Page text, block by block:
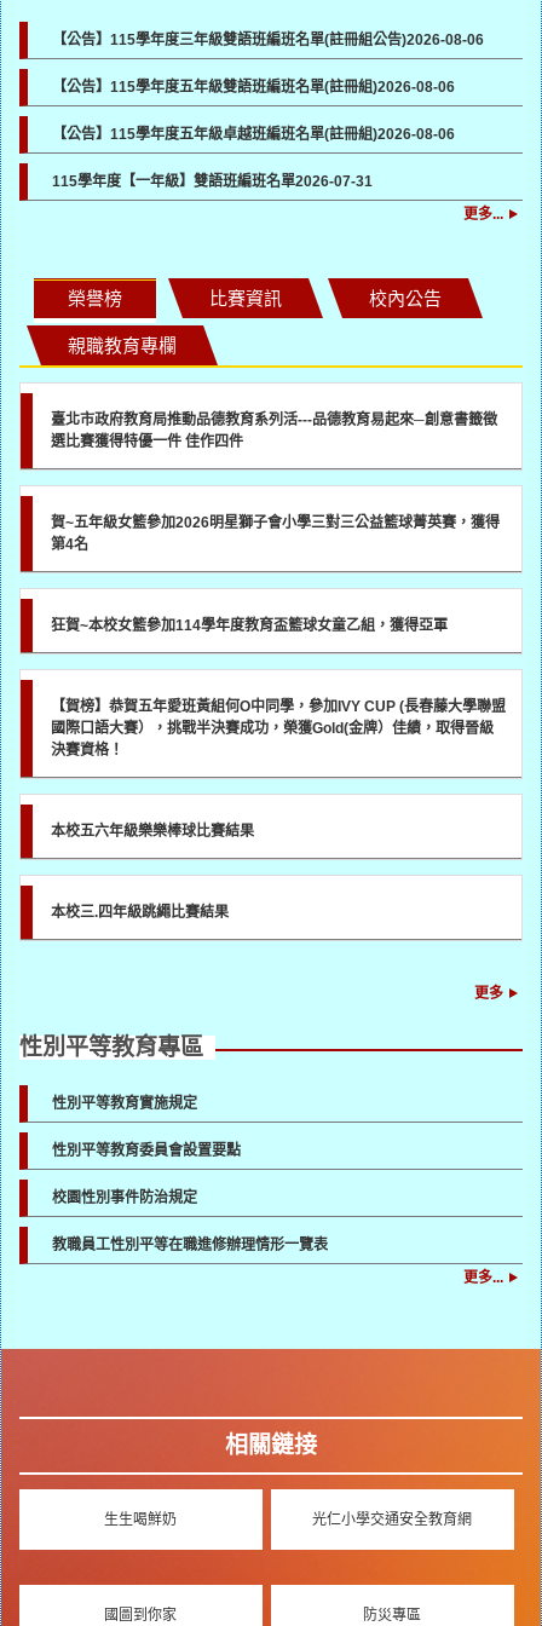
【公告】115學年度三年級雙語班編班名單(註冊組公告)2026-08-06
【公告】115學年度五年級雙語班編班名單(註冊組)2026-08-06
【公告】115學年度五年級卓越班編班名單(註冊組)2026-08-06
115學年度【一年級】雙語班編班名單2026-07-31
更多...
榮譽榜 比賽資訊 校內公告
親職教育專欄
臺北市政府教育局推動品德教育系列活---品德教育易起來─創意書籤徵
選比賽獲得特優一件 佳作四件
賀~五年級女籃參加2026明星獅子會小學三對三公益籃球菁英賽，獲得
第4名
狂賀~本校女籃參加114學年度教育盃籃球女童乙組，獲得亞軍
【賀榜】恭賀五年愛班黃組何O中同學，參加IVY CUP (長春藤大學聯盟
國際口語大賽），挑戰半決賽成功，榮獲Gold(金牌）佳績，取得晉級
決賽資格！
本校五六年級樂樂棒球比賽結果
本校三.四年級跳繩比賽結果
更多
性別平等教育專區
性別平等教育實施規定
性別平等教育委員會設置要點
校園性別事件防治規定
教職員工性別平等在職進修辦理情形一覽表
更多...
相關鏈接
生生喝鮮奶 光仁小學交通安全教育網
國圖到你家 防災專區